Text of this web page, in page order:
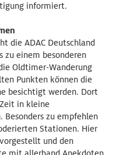
informiert.
die ADAC Deutschland
zu einem besonderen
Oldtimer-Wanderung
Punkten können die
besichtigt werden. Dort
in kleine
Besonders zu empfehlen
Stationen. Hier
und den